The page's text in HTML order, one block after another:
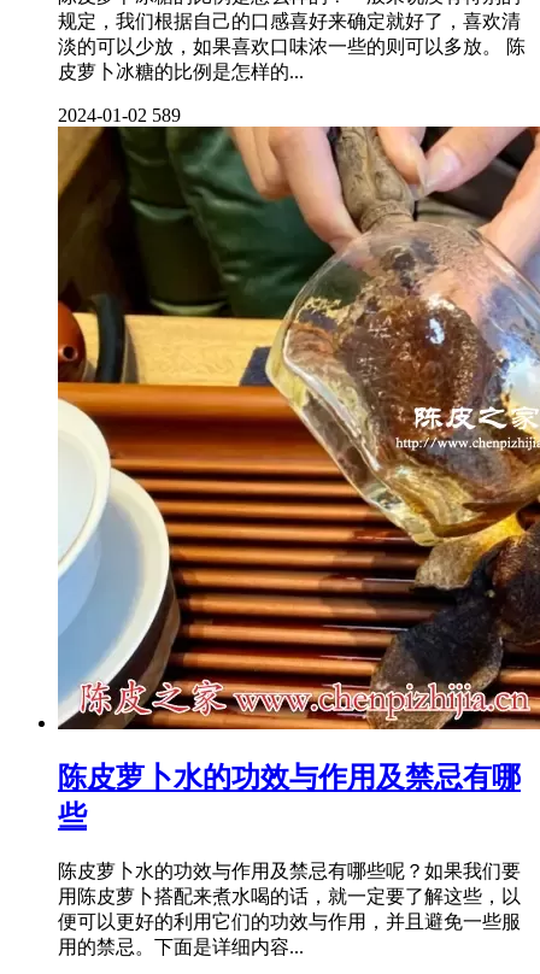
规定，我们根据自己的口感喜好来确定就好了，喜欢清
淡的可以少放，如果喜欢口味浓一些的则可以多放。 陈
皮萝卜冰糖的比例是怎样的...
2024-01-02 589
陈皮萝卜水的功效与作用及禁忌有哪
些
陈皮萝卜水的功效与作用及禁忌有哪些呢？如果我们要
用陈皮萝卜搭配来煮水喝的话，就一定要了解这些，以
便可以更好的利用它们的功效与作用，并且避免一些服
用的禁忌。下面是详细内容...